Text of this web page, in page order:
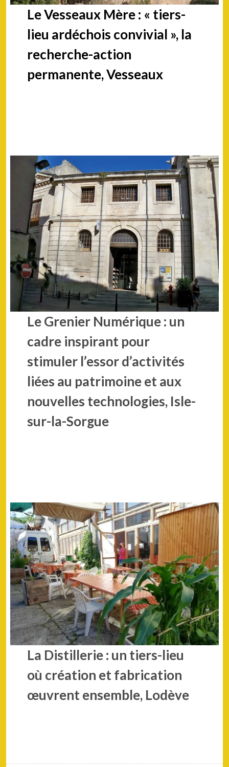
Le Vesseaux Mère : « tiers-
lieu ardéchois convivial », la
recherche-action
permanente, Vesseaux
Le Grenier Numérique : un
cadre inspirant pour
stimuler l’essor d’activités
liées au patrimoine et aux
nouvelles technologies, Isle-
sur-la-Sorgue
La Distillerie : un tiers-lieu
où création et fabrication
œuvrent ensemble, Lodève